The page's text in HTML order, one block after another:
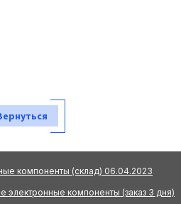
компоненты (склад) 06.04.2023
электронные компоненты (заказ 3 дня)